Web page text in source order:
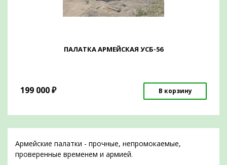
ПАЛАТКА АРМЕЙСКАЯ УСБ-56
199 000₽ В корзину
Армейские палатки - прочные, непромокаемые,
проверенные временем и армией.